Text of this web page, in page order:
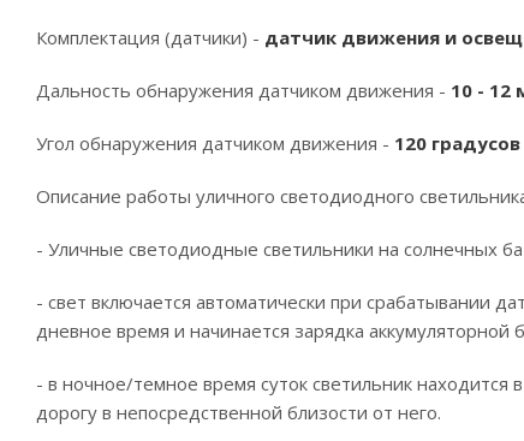
Комплектация (датчики) - датчик движения и
Дальность обнаружения датчиком движения - 10 - 12
Угол обнаружения датчиком движения - 120 градусов
Описание работы уличного светодиодного
- Уличные светодиодные светильники на солнечных
- свет включается автоматически при срабатывании
дневное время и начинается зарядка
- в ночное/темное время суток светильник
дорогу в непосредственной близости от него.